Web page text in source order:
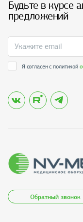
Будьте в курсе
предложений
Я согласен с политикой
Обратный звонок